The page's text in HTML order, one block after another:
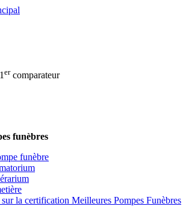
1 ercomparateur
funèbres
funèbre
la certification Meilleures Pompes Funèbres